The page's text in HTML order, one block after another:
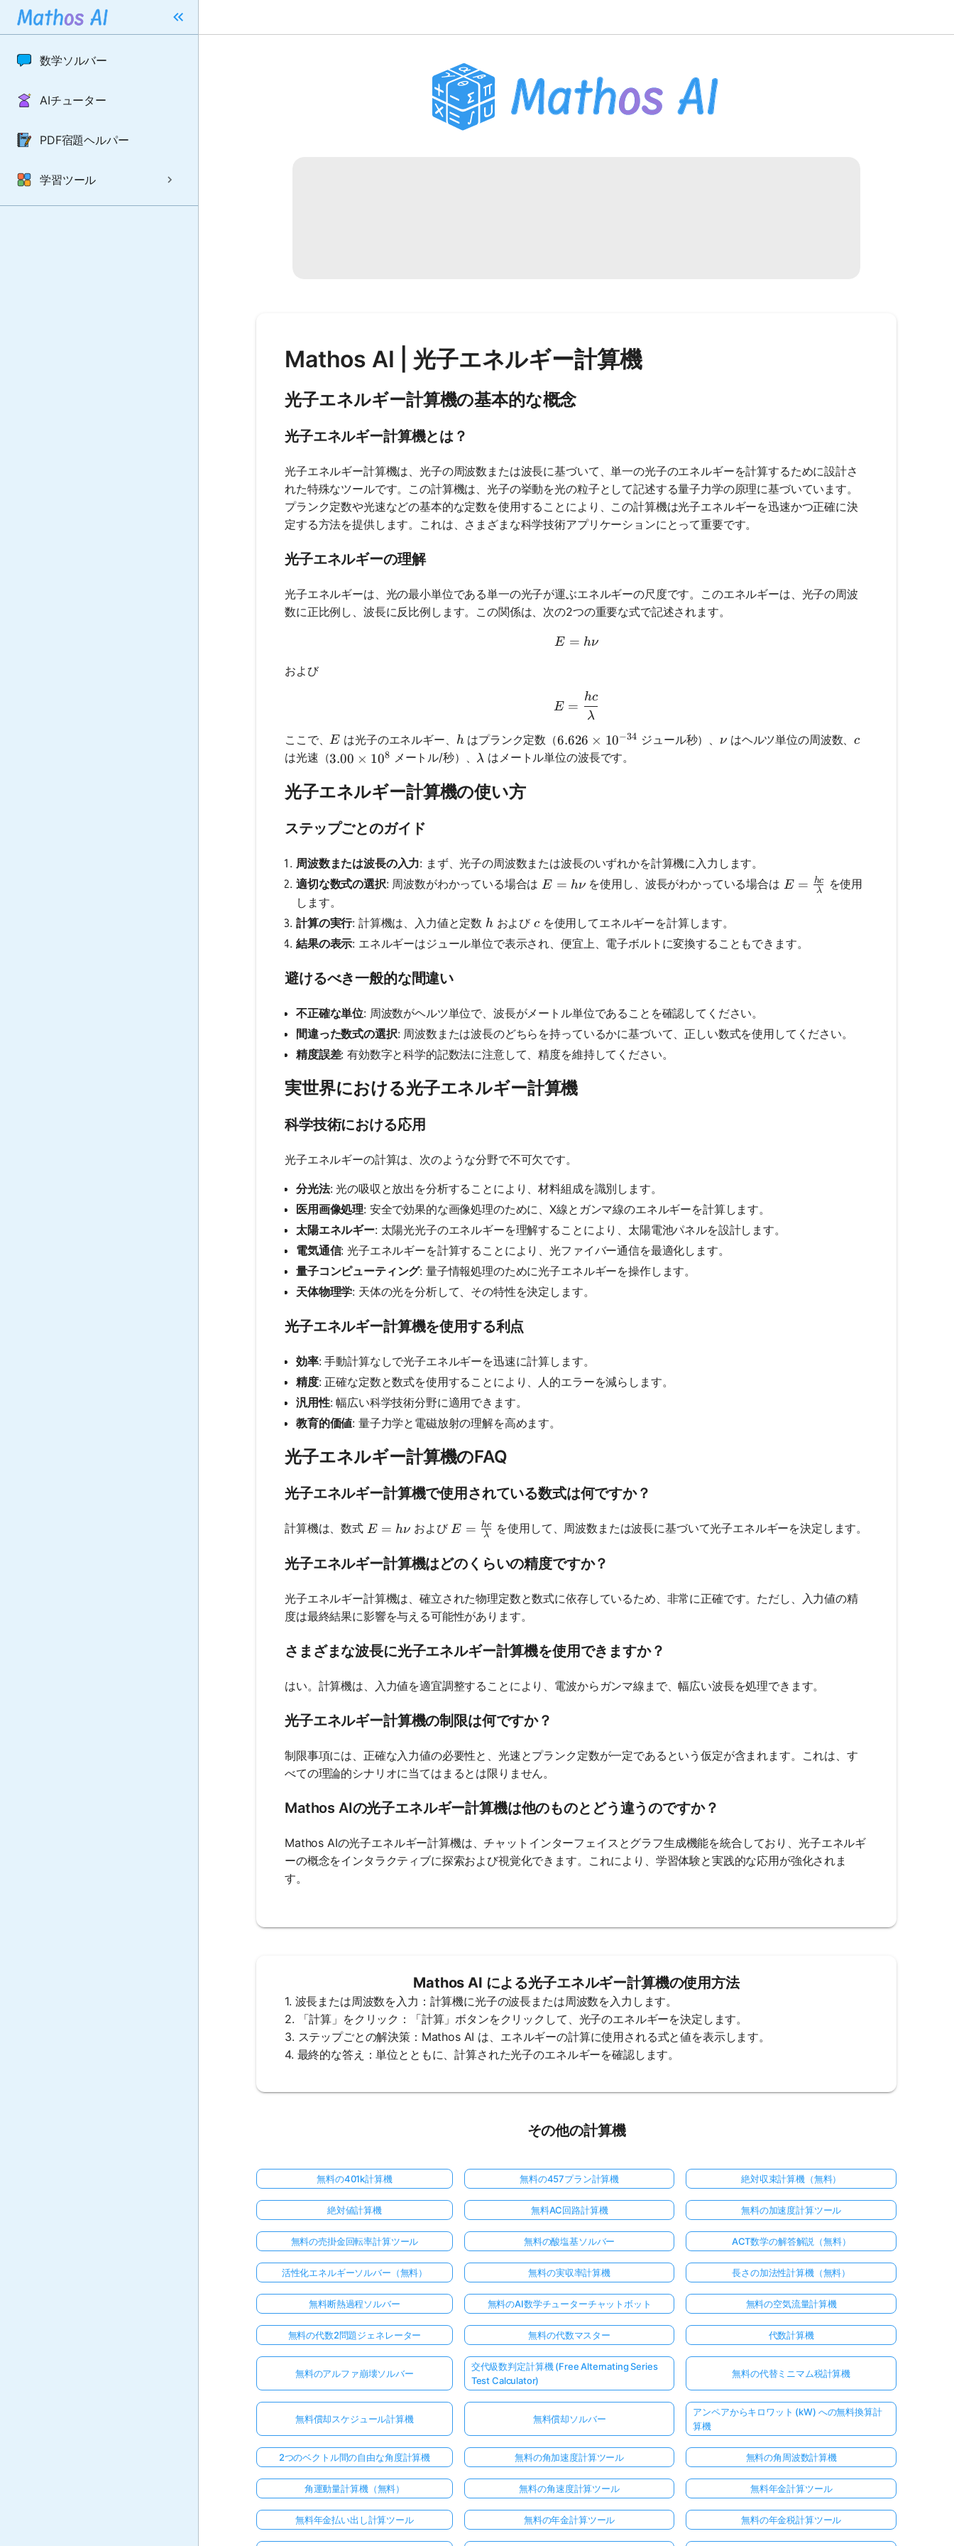
数学ソルバー
AIチューター
PDF宿題ヘルパー
学習ツール
Mathos AI | 光子エネルギー計算機
光子エネルギー計算機の基本的な概念
光子エネルギー計算機とは？
光子エネルギー計算機は、光子の周波数または波長に基づいて、単一の光子のエネルギーを計算するために設計さ
れた特殊なツールです。この計算機は、光子の挙動を光の粒子として記述する量子力学の原理に基づいています。
プランク定数や光速などの基本的な定数を使用することにより、この計算機は光子エネルギーを迅速かつ正確に決
定する方法を提供します。これは、さまざまな科学技術アプリケーションにとって重要です。
光子エネルギーの理解
光子エネルギーは、光の最小単位である単一の光子が運ぶエネルギーの尺度です。このエネルギーは、光子の周波
数に正比例し、波長に反比例します。この関係は、次の2つの重要な式で記述されます。
E = hν
E = hν
および
E = \frac{hc}{λ}
E =
λ
hc
ここで、 E
E は光子のエネルギー、 h
hはプランク定数（6.626 \times 10^{-34}
6.626 × 10−34 ジュール秒）、 ν
ν はヘルツ単位の周波数、c
c
は光速（3.00 \times 10^8
3.00 × 108 メートル/秒）、 λ
λ はメートル単位の波長です。
光子エネルギー計算機の使い方
ステップごとのガイド
周波数または波長の入力: まず、光子の周波数または波長のいずれかを計算機に入力します。
適切な数式の選択: 周波数がわかっている場合は E = hν
E = hνを使用し、波長がわかっている場合は E = \frac{hc}{λ}
E = λ
hc
を使用
します。
計算の実行: 計算機は、入力値と定数 h
hおよびc
cを使用してエネルギーを計算します。
結果の表示: エネルギーはジュール単位で表示され、便宜上、電子ボルトに変換することもできます。
避けるべき一般的な間違い
不正確な単位: 周波数がヘルツ単位で、波長がメートル単位であることを確認してください。
間違った数式の選択: 周波数または波長のどちらを持っているかに基づいて、正しい数式を使用してください。
精度誤差: 有効数字と科学的記数法に注意して、精度を維持してください。
実世界における光子エネルギー計算機
科学技術における応用
光子エネルギーの計算は、次のような分野で不可欠です。
分光法: 光の吸収と放出を分析することにより、材料組成を識別します。
医用画像処理: 安全で効果的な画像処理のために、X線とガンマ線のエネルギーを計算します。
太陽エネルギー: 太陽光光子のエネルギーを理解することにより、太陽電池パネルを設計します。
電気通信: 光子エネルギーを計算することにより、光ファイバー通信を最適化します。
量子コンピューティング: 量子情報処理のために光子エネルギーを操作します。
天体物理学: 天体の光を分析して、その特性を決定します。
光子エネルギー計算機を使用する利点
効率: 手動計算なしで光子エネルギーを迅速に計算します。
精度: 正確な定数と数式を使用することにより、人的エラーを減らします。
汎用性: 幅広い科学技術分野に適用できます。
教育的価値: 量子力学と電磁放射の理解を高めます。
光子エネルギー計算機のFAQ
光子エネルギー計算機で使用されている数式は何ですか？
計算機は、数式 E = hν
E = hν およびE = \frac{hc}{λ}
E = λ
hc を使用して、周波数または波長に基づいて光子エネルギーを決定します。
光子エネルギー計算機はどのくらいの精度ですか？
光子エネルギー計算機は、確立された物理定数と数式に依存しているため、非常に正確です。ただし、入力値の精
度は最終結果に影響を与える可能性があります。
さまざまな波長に光子エネルギー計算機を使用できますか？
はい。計算機は、入力値を適宜調整することにより、電波からガンマ線まで、幅広い波長を処理できます。
光子エネルギー計算機の制限は何ですか？
制限事項には、正確な入力値の必要性と、光速とプランク定数が一定であるという仮定が含まれます。これは、す
べての理論的シナリオに当てはまるとは限りません。
Mathos AIの光子エネルギー計算機は他のものとどう違うのですか？
Mathos AIの光子エネルギー計算機は、チャットインターフェイスとグラフ生成機能を統合しており、光子エネルギ
ーの概念をインタラクティブに探索および視覚化できます。これにより、学習体験と実践的な応用が強化されま
す。
Mathos AI による光子エネルギー計算機の使用方法
1. 波長または周波数を入力：計算機に光子の波長または周波数を入力します。
2. 「計算」をクリック：「計算」ボタンをクリックして、光子のエネルギーを決定します。
3. ステップごとの解決策：Mathos AI は、エネルギーの計算に使用される式と値を表示します。
4. 最終的な答え：単位とともに、計算された光子のエネルギーを確認します。
その他の計算機
無料の401k計算機 無料の457プラン計算機 絶対収束計算機（無料）
絶対値計算機 無料AC回路計算機 無料の加速度計算ツール
無料の売掛金回転率計算ツール 無料の酸塩基ソルバー ACT数学の解答解説（無料）
活性化エネルギーソルバー（無料） 無料の実収率計算機 長さの加法性計算機（無料）
無料断熱過程ソルバー 無料のAI数学チューターチャットボット 無料の空気流量計算機
無料の代数2問題ジェネレーター 無料の代数マスター 代数計算機
無料のアルファ崩壊ソルバー
交代級数判定計算機 (Free Alternating Series
Test Calculator)
無料の代替ミニマム税計算機
無料償却スケジュール計算機 無料償却ソルバー
アンペアからキロワット (kW) への無料換算計
算機
2つのベクトル間の自由な角度計算機 無料の角加速度計算ツール 無料の角周波数計算機
角運動量計算機（無料） 無料の角速度計算ツール 無料年金計算ツール
無料年金払い出し計算ツール 無料の年金計算ツール 無料の年金税計算ツール